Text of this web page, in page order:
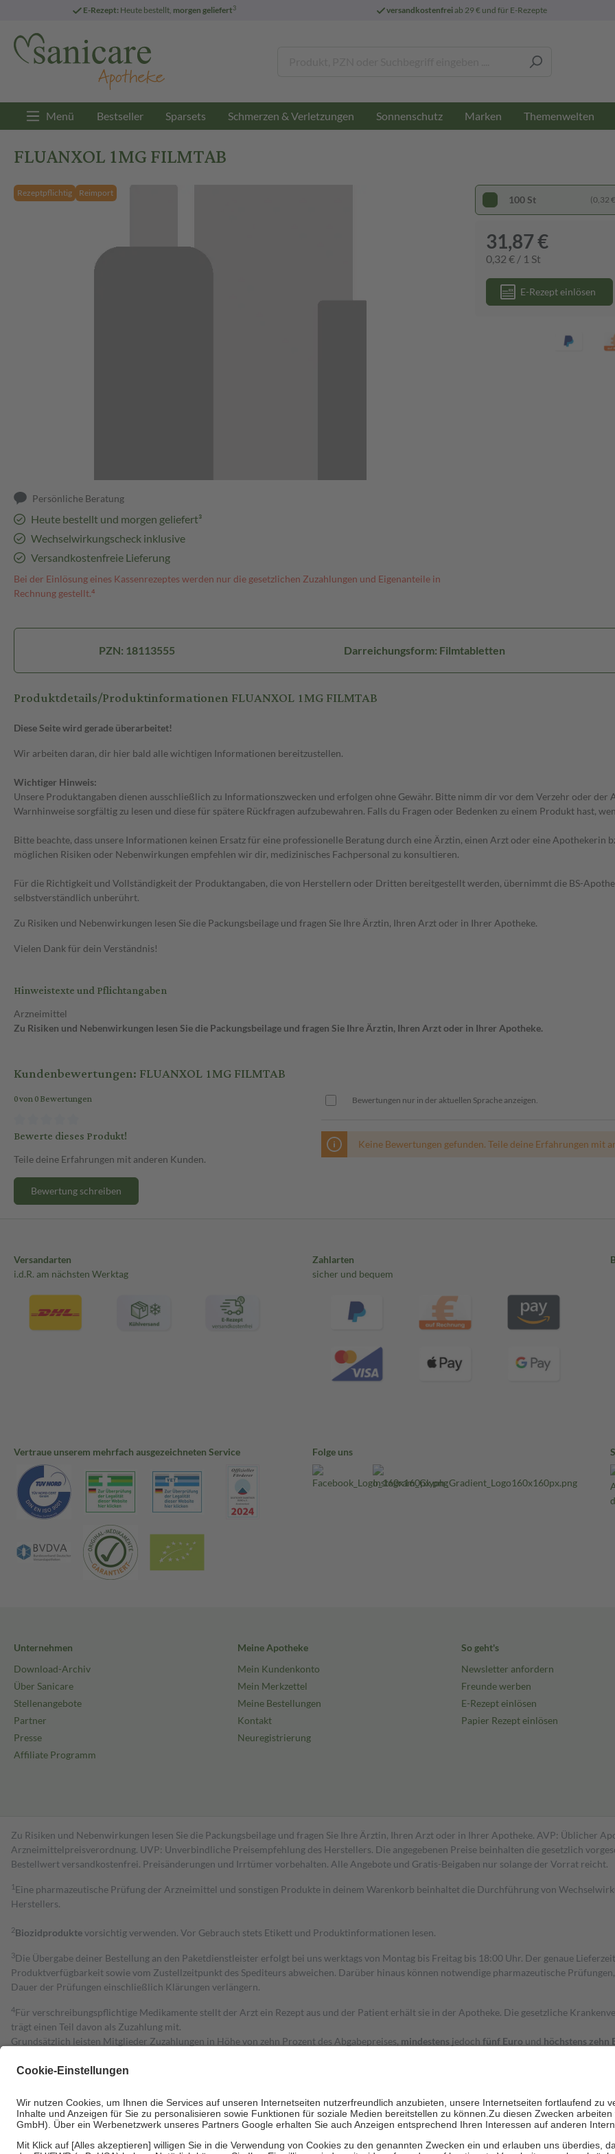
E-Rezept: Heute bestellt, morgen geliefert3 versandkostenfreiab 29 € und für E-Rezepte
Menü Bestseller Sparsets Schmerzen & Verletzungen Sonnenschutz Marken Themenwelten
FLUANXOL 1MG FILMTAB
Rezeptpflichtig Reimport
Persönliche Beratung
Heute bestellt und morgen geliefert³
Wechselwirkungscheck inklusive
Versandkostenfreie Lieferung
Bei der Einlösung eines Kassenrezeptes werden nur die gesetzlichen Zuzahlungen und Eigenanteile in
Rechnung gestellt.⁴
100 St (0,32
31,87 €
0,32 € / 1 St
E-Rezept einlösen
PZN: 18113555 Darreichungsform: Filmtabletten
Produktdetails/Produktinformationen FLUANXOL 1MG FILMTAB
Diese Seite wird gerade überarbeitet!
Wir arbeiten daran, dir hier bald alle wichtigen Informationen bereitzustellen.
Wichtiger Hinweis:
Unsere Produktangaben dienen ausschließlich zu Informationszwecken und erfolgen ohne Gewähr. Bitte nimm dir vor dem Verzehr oder
Warnhinweise sorgfältig zu lesen und diese für spätere Rückfragen aufzubewahren. Falls du Fragen oder Bedenken zu einem Produkt hast,
Bitte beachte, dass unsere Informationen keinen Ersatz für eine professionelle Beratung durch eine Ärztin, einen Arzt oder eine Apothekerin
möglichen Risiken oder Nebenwirkungen empfehlen wir dir, medizinisches Fachpersonal zu konsultieren.
Für die Richtigkeit und Vollständigkeit der Produktangaben, die von Herstellern oder Dritten bereitgestellt werden, übernimmt die BS-
selbstverständlich unberührt.
Zu Risiken und Nebenwirkungen lesen Sie die Packungsbeilage und fragen Sie Ihre Ärztin, Ihren Arzt oder in Ihrer Apotheke.
Vielen Dank für dein Verständnis!
Hinweistexte und Pflichtangaben
Arzneimittel
Zu Risiken und Nebenwirkungen lesen Sie die Packungsbeilage und fragen Sie Ihre Ärztin, Ihren Arzt oder in Ihrer Apotheke.
Kundenbewertungen: FLUANXOL 1MG FILMTAB
0 von 0 Bewertungen
Bewerte dieses Produkt!
Teile deine Erfahrungen mit anderen Kunden.
Bewertung schreiben
Bewertungen nur in der aktuellen Sprache anzeigen.
Keine Bewertungen gefunden. Teile deine Erfahrungen mit
Versandarten
i.d.R. am nächsten Werktag
Zahlarten
sicher und bequem
Vertraue unserem mehrfach ausgezeichneten Service Folge uns
Unternehmen
Download-Archiv
Über Sanicare
Stellenangebote
Partner
Presse
Affiliate Programm
Meine Apotheke
Mein Kundenkonto
Mein Merkzettel
Meine Bestellungen
Kontakt
Neuregistrierung
So geht's
Newsletter anfordern
Freunde werben
E-Rezept einlösen
Papier Rezept einlösen
Zu Risiken und Nebenwirkungen lesen Sie die Packungsbeilage und fragen Sie Ihre Ärztin, Ihren Arzt oder in Ihrer Apotheke. AVP: Üblicher
Arzneimittelpreisverordnung. UVP: Unverbindliche Preisempfehlung des Herstellers. Die angegebenen Preise beinhalten die gesetzlich
Bestell­wert versand­kosten­frei. Preisänderungen und Irrtümer vorbehalten. Alle Angebote und Gratis-Beigaben nur solange der Vorrat reicht.
1 Eine pharmazeutische Prüfung der Arzneimittel und sonstigen Produkte in deinem Warenkorb beinhaltet die Durchführung von
Herstellers.
2Biozidproduktevorsichtig verwenden. Vor Gebrauch stets Etikett und Produktinformationen lesen.
3Die Übergabe deiner Bestellung an den Paketdienstleister erfolgt bei uns werktags von Montag bis Freitag bis 18:00 Uhr. Der genaue
Produktverfügbarkeit sowie vom Zustellzeitpunkt des Spediteurs abweichen. Darüber hinaus können notwendige pharmazeutische
Dauer der Prüfungen einschließlich Klärungen verlängern.
4Für verschreibungspflichtige Medikamente stellt der Arzt ein Rezept aus und der Patient erhält sie in der Apotheke. Die gesetzliche
trägt einen Teil davon als Zuzahlung mit.
Grundsätzlich leisten Mitglieder Zuzahlungen in Höhe von zehn Prozent des Abgabepreises, mindestens jedoch fünf Euro und höchstens zehn
Diese Regeln gelten grundsätzlich auch für Online-Apotheken.
Um das Engagement der Versicherten für ihre eigene Gesundheit zu stärken und die besondere Stellung der Familie zu unterstützen, fallen
• Kindern und Jugendlichen bis zum vollendeten 18. Lebensjahr mit Ausnahme der Fahrkosten
• Untersuchungen zur Vorsorge und Früherkennung, die von der GKV getragen werden
• empfohlenen Schutzimpfungen